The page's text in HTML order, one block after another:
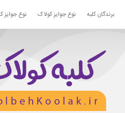
برندگان کلبه نوع جوایز کولاک نوع جوایز